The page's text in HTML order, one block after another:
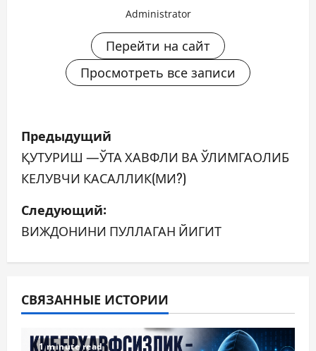
Administrator
Перейти на сайт
Просмотреть все записи
Н
а
в
и
г
ц
и
Предыдущий
ҚУТУРИШ —ЎТА ХАВФЛИ ВА ЎЛИМГАОЛИБ
КЕЛУВЧИ КАСАЛЛИК(МИ?)
Следующий:
ВИЖДОНИНИ ПУЛЛАГАН ЙИГИТ
СВЯЗАННЫЕ ИСТОРИИ
1 minute read